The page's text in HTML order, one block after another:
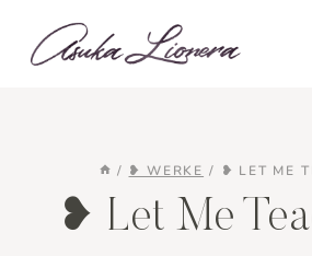
Inhalt
springen
/ ❥ WERKE / ❥ LET ME
❥ Let Me